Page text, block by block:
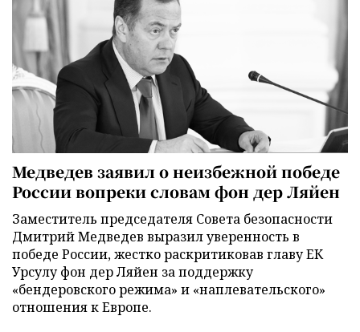
Медведев заявил о неизбежной победе
России вопреки словам фон дер Ляйен
Заместитель председателя Совета безопасности
Дмитрий Медведев выразил уверенность в
победе России, жестко раскритиковав главу ЕК
Урсулу фон дер Ляйен за поддержку
«бендеровского режима» и «наплевательского»
отношения к Европе.